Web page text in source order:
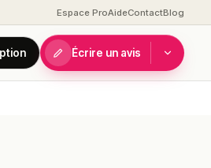
Espace ProAideContactBlog
Écrire un avis